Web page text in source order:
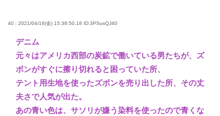
40 : 2021/04/16(金) 15:38:50.18 ID:3PSusQJ40
デニム
元々はアメリカ西部の炭鉱で働いている男たちが、ズ
ボンがすぐに擦り切れると困っていた所、
テント用生地を使ったズボンを売り出した所、その丈
夫さで人気が出た。
あの青い色は、サソリが嫌う染料を使ったので青くな